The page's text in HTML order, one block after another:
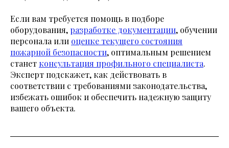
Если вам требуется помощь в подборе
оборудования, разработке документации, обучении
персонала или оценке текущего состояния
пожарной безопасности, оптимальным решением
станет консультация профильного специалиста.
Эксперт подскажет, как действовать в
соответствии с требованиями законодательства,
избежать ошибок и обеспечить надежную защиту
вашего объекта.